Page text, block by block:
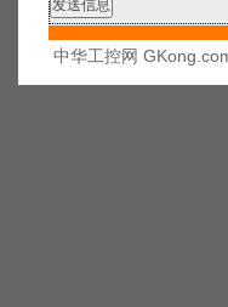
中华工控网